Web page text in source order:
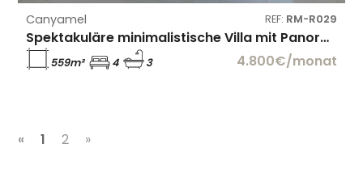
Canyamel REF: RM-R029
Spektakuläre minimalistische Villa mit Panoramablick auf das Meer in Canyamel
559m² 4 3 4.800€/monat
« 1 2 »